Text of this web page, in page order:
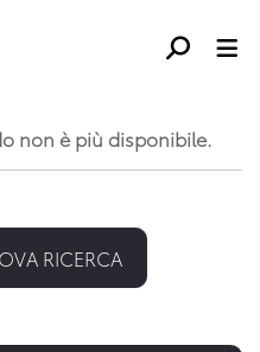
non è più disponibile.
RICERCA